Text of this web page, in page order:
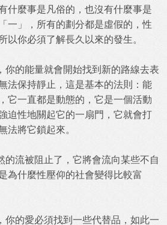
什麼事是凡俗的，也沒有什麼事是
一」，所有的劃分都是虛假的，性
以你必須了解長久以來的發生。
的能量就會開始找到新的路線去表
法保持靜止，這是基本的法則：能
它一直都是動態的，它是一個活動
迫性地關起它的一扇門，它就會打
法將它鎖起來。
流被阻止了，它將會流向某些不自
為什麼性壓仰的社會變得比較富
的愛必須找到一些代替品，如此一